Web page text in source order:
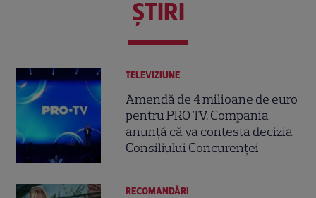
ŞTIRI
TELEVIZIUNE
Amendă de 4 milioane de euro
pentru PRO TV. Compania
anunță că va contesta decizia
Consiliului Concurenței
RECOMANDĂRI